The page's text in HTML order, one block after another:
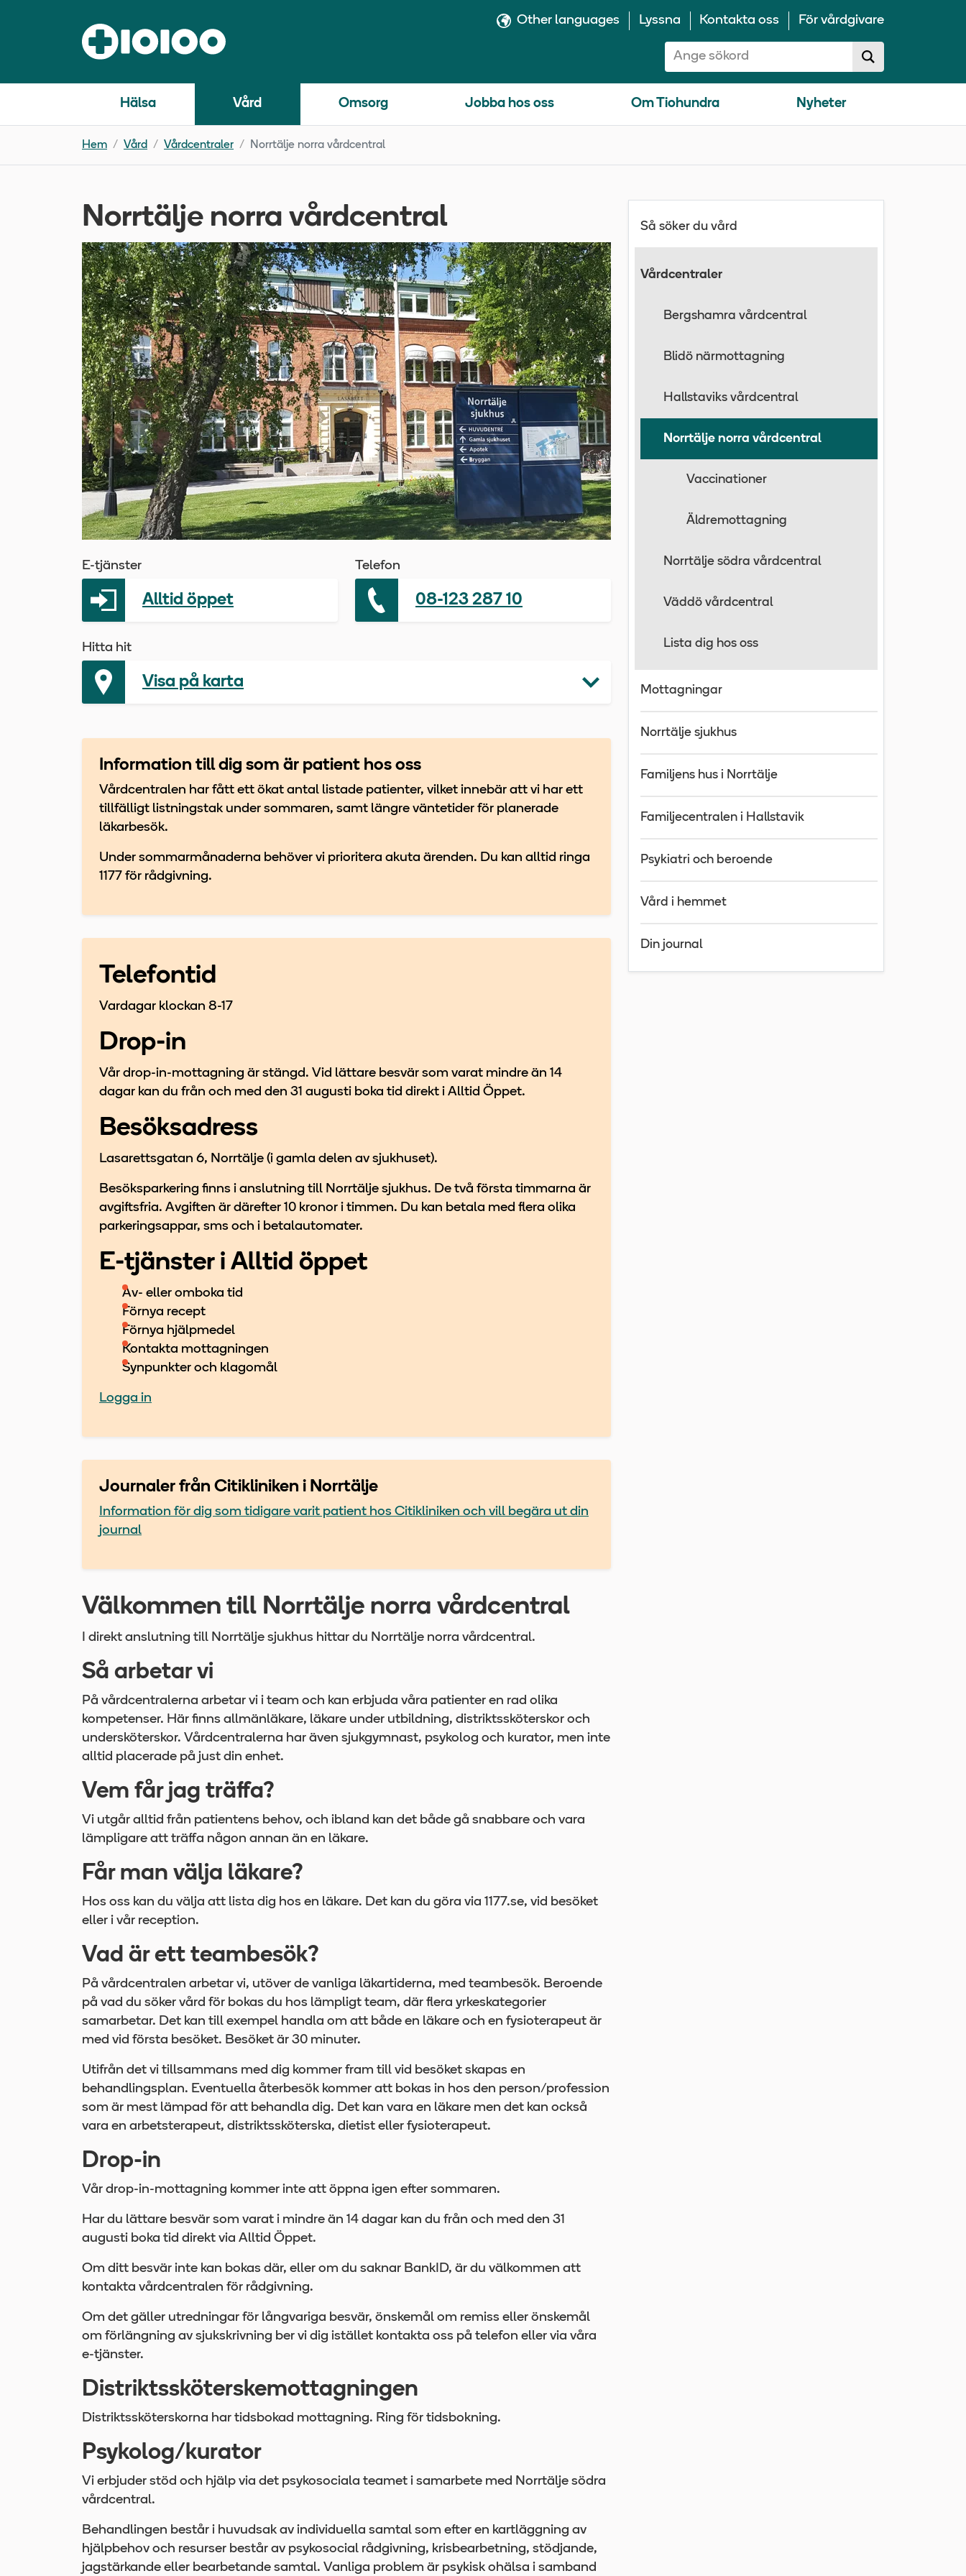
Other languages Lyssna Kontakta oss För vårdgivare
Sök på 10100:
sökförslag
Sök
Hälsa Vård Omsorg Jobba hos oss Om Tiohundra Nyheter
Hem Vård Vårdcentraler Norrtälje norra vårdcentral
Norrtälje norra vårdcentral
E-tjänster
Alltid öppet
Telefon
08-123 287 10
Hitta hit
Visa på karta
Information till dig som är patient hos oss
Vårdcentralen har fått ett ökat antal listade patienter, vilket innebär att vi har ett
tillfälligt listningstak under sommaren, samt längre väntetider för planerade
läkarbesök.
Under sommarmånaderna behöver vi prioritera akuta ärenden. Du kan alltid ringa
1177 för rådgivning.
Telefontid
Vardagar klockan 8-17
Drop-in
Vår drop-in-mottagning är stängd. Vid lättare besvär som varat mindre än 14
dagar kan du från och med den 31 augusti boka tid direkt i Alltid Öppet.
Besöksadress
Lasarettsgatan 6, Norrtälje (i gamla delen av sjukhuset).
Besöksparkering finns i anslutning till Norrtälje sjukhus. De två första timmarna är
avgiftsfria. Avgiften är därefter 10 kronor i timmen. Du kan betala med flera olika
parkeringsappar, sms och i betalautomater.
E-tjänster i Alltid öppet
Av- eller omboka tid
Förnya recept
Förnya hjälpmedel
Kontakta mottagningen
Synpunkter och klagomål
Logga in
Journaler från Citikliniken i Norrtälje
Information för dig som tidigare varit patient hos Citikliniken och vill begära ut din
journal
Välkommen till Norrtälje norra vårdcentral
I direkt anslutning till Norrtälje sjukhus hittar du Norrtälje norra vårdcentral.
Så arbetar vi
På vårdcentralerna arbetar vi i team och kan erbjuda våra patienter en rad olika
kompetenser. Här finns allmänläkare, läkare under utbildning, distriktssköterskor och
undersköterskor. Vårdcentralerna har även sjukgymnast, psykolog och kurator, men inte
alltid placerade på just din enhet.
Vem får jag träffa?
Vi utgår alltid från patientens behov, och ibland kan det både gå snabbare och vara
lämpligare att träffa någon annan än en läkare.
Får man välja läkare?
Hos oss kan du välja att lista dig hos en läkare. Det kan du göra via 1177.se, vid besöket
eller i vår reception.
Vad är ett teambesök?
På vårdcentralen arbetar vi, utöver de vanliga läkartiderna, med teambesök. Beroende
på vad du söker vård för bokas du hos lämpligt team, där flera yrkeskategorier
samarbetar. Det kan till exempel handla om att både en läkare och en fysioterapeut är
med vid första besöket. Besöket är 30 minuter.
Utifrån det vi tillsammans med dig kommer fram till vid besöket skapas en
behandlingsplan. Eventuella återbesök kommer att bokas in hos den person/profession
som är mest lämpad för att behandla dig. Det kan vara en läkare men det kan också
vara en arbetsterapeut, distriktssköterska, dietist eller fysioterapeut.
Drop-in
Vår drop-in-mottagning kommer inte att öppna igen efter sommaren.
Har du lättare besvär som varat i mindre än 14 dagar kan du från och med den 31
augusti boka tid direkt via Alltid Öppet.
Om ditt besvär inte kan bokas där, eller om du saknar BankID, är du välkommen att
kontakta vårdcentralen för rådgivning.
Om det gäller utredningar för långvariga besvär, önskemål om remiss eller önskemål
om förlängning av sjukskrivning ber vi dig istället kontakta oss på telefon eller via våra
e-tjänster.
Distriktssköterskemottagningen
Distriktssköterskorna har tidsbokad mottagning. Ring för tidsbokning.
Psykolog/kurator
Vi erbjuder stöd och hjälp via det psykosociala teamet i samarbete med Norrtälje södra
vårdcentral.
Behandlingen består i huvudsak av individuella samtal som efter en kartläggning av
hjälpbehov och resurser består av psykosocial rådgivning, krisbearbetning, stödjande,
jagstärkande eller bearbetande samtal. Vanliga problem är psykisk ohälsa i samband
Så söker du vård
Vårdcentraler
Bergshamra vårdcentral
Blidö närmottagning
Hallstaviks vårdcentral
Norrtälje norra vårdcentral
Vaccinationer
Äldremottagning
Norrtälje södra vårdcentral
Väddö vårdcentral
Lista dig hos oss
Mottagningar
Norrtälje sjukhus
Familjens hus i Norrtälje
Familjecentralen i Hallstavik
Psykiatri och beroende
Vård i hemmet
Din journal